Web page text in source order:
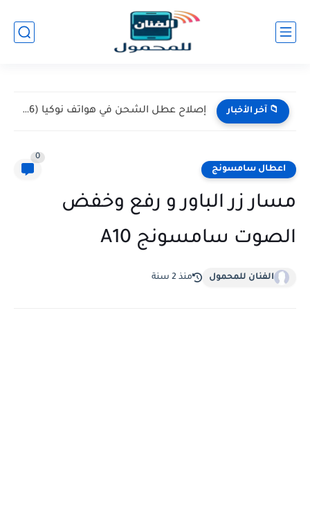
📁 آخر الأخبار إصلاح عطل الشحن في هواتف نوكيا (Nokia 105 / 106)...
اعطال سامسونج
0
مسار زر الباور و رفع وخفض
الصوت سامسونج A10
الفنان للمحمول منذ 2 سنة